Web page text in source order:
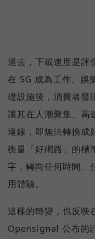
過去，下載速度是評
在 5G 成為工作、娛
礎設施後，消費者發
讓其在人潮聚集、高
連線，即無法轉換成
衡量「好網路」的標
字，轉向任何時間、
用體驗。
這樣的轉變，也反映
Opensignal 公布的